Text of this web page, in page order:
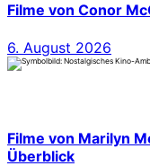
Filme von Conor
6. August 2026
Filme von Marilyn
Überblick